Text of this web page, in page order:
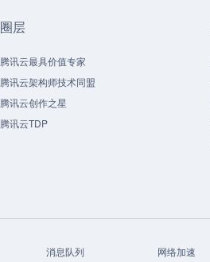
圈层
腾讯云最具价值专家
腾讯云架构师技术同盟
腾讯云创作之星
腾讯云TDP
消息队列 网络加速